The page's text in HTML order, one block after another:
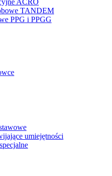
TANDEM
PPG i PPGG
umiejętności